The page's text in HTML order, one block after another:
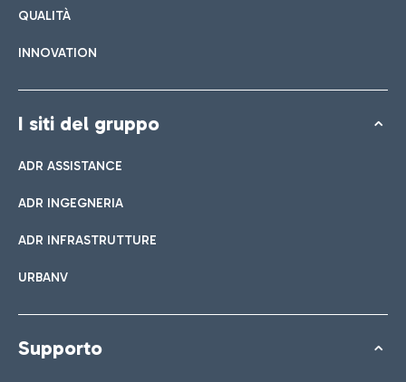
QUALITÀ
INNOVATION
I siti del gruppo
ADR ASSISTANCE
ADR INGEGNERIA
ADR INFRASTRUTTURE
URBANV
Supporto